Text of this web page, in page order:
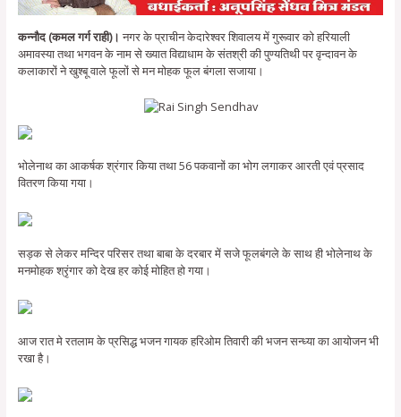
कन्नौद (कमल गर्ग राही)। नगर के प्राचीन केदारेश्वर शिवालय में गुरूवार को हरियाली
अमावस्या तथा भगवन के नाम से ख्यात विद्याधाम के संतश्री की पुण्यतिथी पर वृन्दावन के
कलाकारों ने खुश्बू वाले फूलों से मन मोहक फूल बंगला सजाया।
भोलेनाथ का आकर्षक श्रंगार किया तथा 56 पकवानों का भोग लगाकर आरती एवं प्रसाद
वितरण किया गया।
सड़क से लेकर मन्दिर परिसर तथा बाबा के दरबार में सजे फूलबंगले के साथ ही भोलेनाथ के
मनमोहक श्रृंगार को देख हर कोई मोहित हो गया।
आज रात मे रतलाम के प्रसिद्ध भजन गायक हरिओम तिवारी की भजन सन्ध्या का आयोजन भी
रखा है।